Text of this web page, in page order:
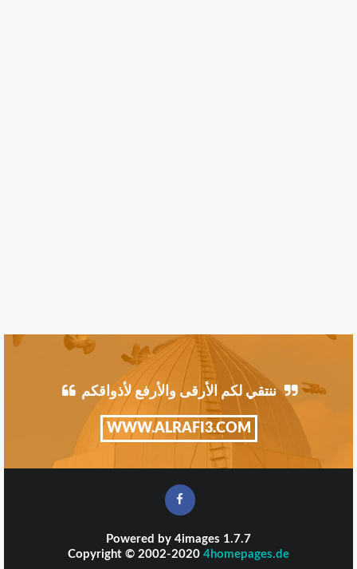
ننتقي لكم الأرقى والأرفع لأذواقكم
WWW.ALRAFI3.COM
Powered by 4images 1.7.7
Copyright © 2002-2020 4homepages.de